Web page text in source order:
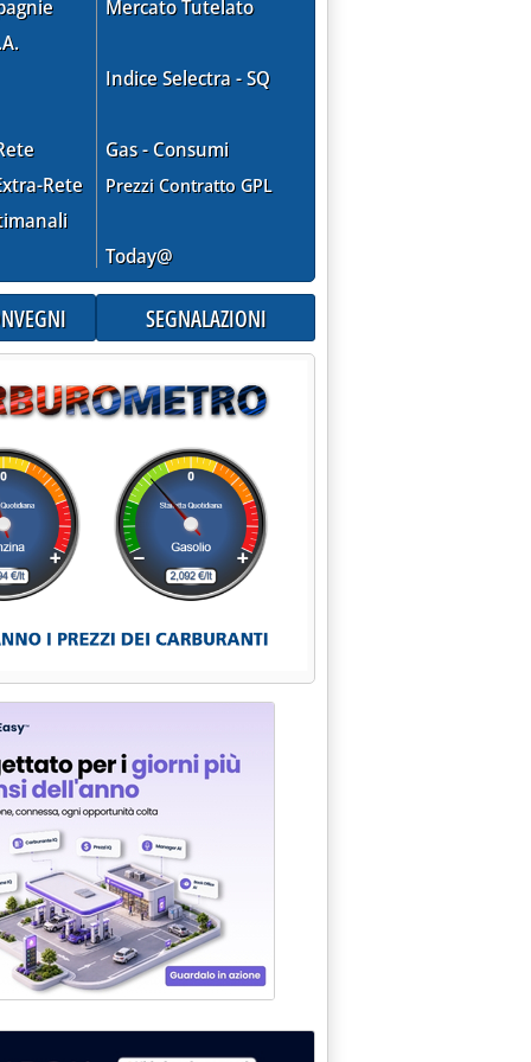
Rete
Mercato Tutelato
Indice Selectra - SQ
Gas - Consumi
Prezzi Contratto GPL
Today@
SEGNALAZIONI